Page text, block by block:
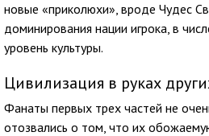
новые «приколюхи», вроде Чудес
доминирования нации игрока, в
уровень культуры.
Цивилизация в руках
Фанаты первых трех частей не
отозвались о том, что их